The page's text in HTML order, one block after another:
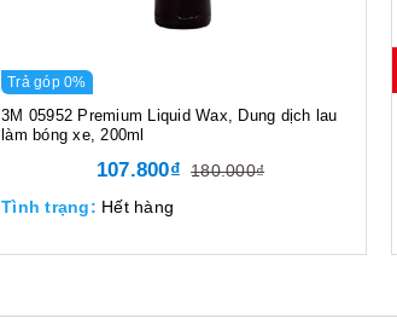
Trả góp 0%
3M 05952 Premium Liquid Wax, Dung dịch lau
làm bóng xe, 200ml
107.800₫ 180.000₫
Tình trạng: Hết hàng